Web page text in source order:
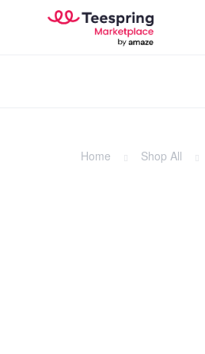
Home Shop All